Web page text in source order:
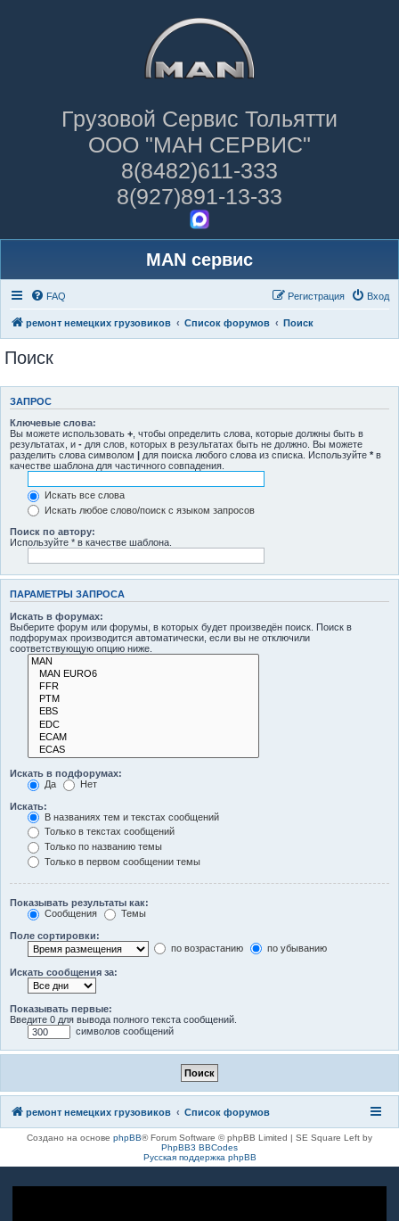
Грузовой Сервис Тольятти
ООО "МАН СЕРВИС"
8(8482)611-333
8(927)891-13-33
MAN сервис
FAQ Вход
Регистрация
ремонт немецких грузовиков Список форумов Поиск
Поиск
ЗАПРОС
Ключевые слова:
Вы можете использовать + , чтобы определить слова, которые должны быть в
результатах, и - для слов, которых в результатах быть не должно. Вы можете
разделить слова символом | для поиска любого слова из списка. Используйте * в
качестве шаблона для частичного совпадения.
Искать все слова
Искать любое слово/поиск с языком запросов
Поиск по автору:
Используйте * в качестве шаблона.
ПАРАМЕТРЫ ЗАПРОСА
Искать в форумах:
Выберите форум или форумы, в которых будет произведён поиск. Поиск в
подфорумах производится автоматически, если вы не отключили
соответствующую опцию ниже.
Искать в подфорумах:
Да
Нет
Искать:
В названиях тем и текстах сообщений
Только в текстах сообщений
Только по названию темы
Только в первом сообщении темы
Показывать результаты как:
Сообщения
Темы
Поле сортировки:
по возрастанию
по убыванию
Искать сообщения за:
Показывать первые:
Введите 0 для вывода полного текста сообщений.
символов сообщений
ремонт немецких грузовиков Список форумов
Создано на основе phpBB® Forum Software © phpBB Limited | SE Square Left by
PhpBB3 BBCodes
Русская поддержка phpBB